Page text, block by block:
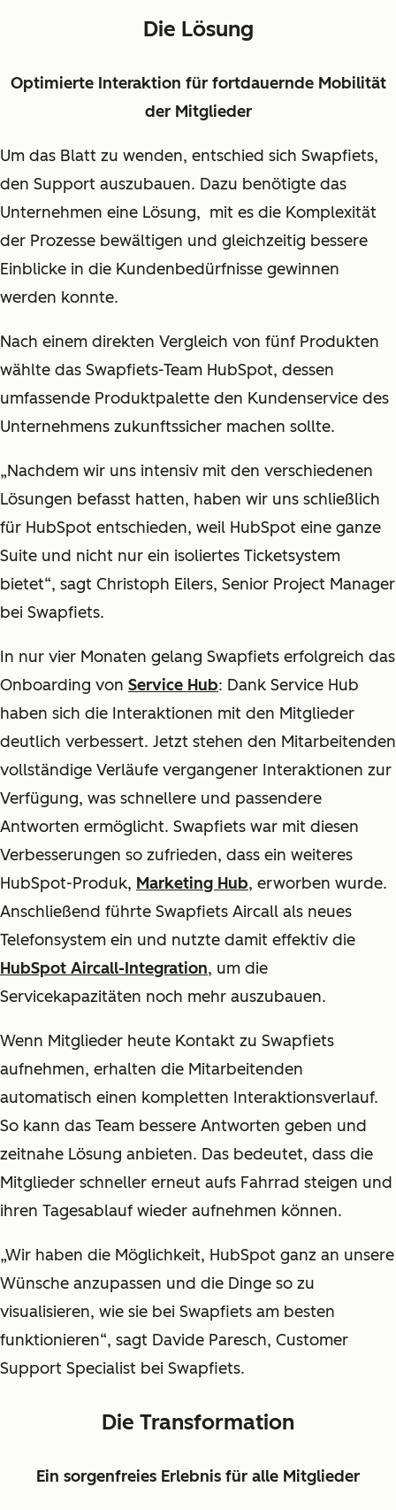
Die Lösung
Optimierte Interaktion für fortdauernde Mobilität
der Mitglieder
Um das Blatt zu wenden, entschied sich Swapfiets,
den Support auszubauen. Dazu benötigte das
Unternehmen eine Lösung, mit es die Komplexität
der Prozesse bewältigen und gleichzeitig bessere
Einblicke in die Kundenbedürfnisse gewinnen
werden konnte.
Nach einem direkten Vergleich von fünf Produkten
wählte das Swapfiets-Team HubSpot, dessen
umfassende Produktpalette den Kundenservice des
Unternehmens zukunftssicher machen sollte.
„Nachdem wir uns intensiv mit den verschiedenen
Lösungen befasst hatten, haben wir uns schließlich
für HubSpot entschieden, weil HubSpot eine ganze
Suite und nicht nur ein isoliertes Ticketsystem
bietet“, sagt Christoph Eilers, Senior Project Manager
bei Swapfiets.
In nur vier Monaten gelang Swapfiets erfolgreich das
Onboarding von Service Hub: Dank Service Hub
haben sich die Interaktionen mit den Mitglieder
deutlich verbessert. Jetzt stehen den Mitarbeitenden
vollständige Verläufe vergangener Interaktionen zur
Verfügung, was schnellere und passendere
Antworten ermöglicht. Swapfiets war mit diesen
Verbesserungen so zufrieden, dass ein weiteres
HubSpot-Produk, Marketing Hub, erworben wurde.
Anschließend führte Swapfiets Aircall als neues
Telefonsystem ein und nutzte damit effektiv die
HubSpot Aircall-Integration, um die
Servicekapazitäten noch mehr auszubauen.
Wenn Mitglieder heute Kontakt zu Swapfiets
aufnehmen, erhalten die Mitarbeitenden
automatisch einen kompletten Interaktionsverlauf.
So kann das Team bessere Antworten geben und
zeitnahe Lösung anbieten. Das bedeutet, dass die
Mitglieder schneller erneut aufs Fahrrad steigen und
ihren Tagesablauf wieder aufnehmen können.
„Wir haben die Möglichkeit, HubSpot ganz an unsere
Wünsche anzupassen und die Dinge so zu
visualisieren, wie sie bei Swapfiets am besten
funktionieren“, sagt Davide Paresch, Customer
Support Specialist bei Swapfiets.
Die Transformation
Ein sorgenfreies Erlebnis für alle Mitglieder